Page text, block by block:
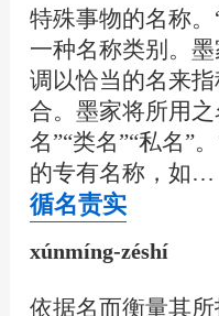
特殊事物的名称
一种名称类别。
调以恰当的名来
合。墨家将所用
名”“类名”“私名”
的专有名称，如…
循名责实
xúnmíng-zéshí
依据名而衡量其